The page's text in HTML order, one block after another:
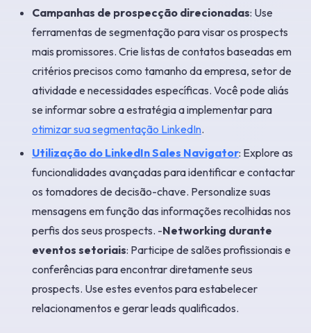
Campanhas de prospecção direcionadas: Use
ferramentas de segmentação para visar os prospects
mais promissores. Crie listas de contatos baseadas em
critérios precisos como tamanho da empresa, setor de
atividade e necessidades específicas. Você pode aliás
se informar sobre a estratégia a implementar para
otimizar sua segmentação LinkedIn.
Utilização do LinkedIn Sales Navigator: Explore as
funcionalidades avançadas para identificar e contactar
os tomadores de decisão-chave. Personalize suas
mensagens em função das informações recolhidas nos
perfis dos seus prospects. -Networking durante
eventos setoriais: Participe de salões profissionais e
conferências para encontrar diretamente seus
prospects. Use estes eventos para estabelecer
relacionamentos e gerar leads qualificados.